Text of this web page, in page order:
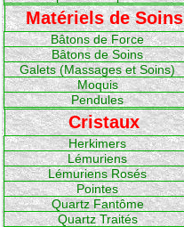
Matériels de Soins
Bâtons de Force
Bâtons de Soins
Galets (Massages et Soins)
Moquis
Pendules
Cristaux
Herkimers
Lémuriens
Lémuriens Rosés
Pointes
Quartz Fantôme
Quartz Traités